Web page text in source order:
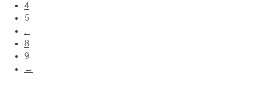
4
5
...
8
9
→